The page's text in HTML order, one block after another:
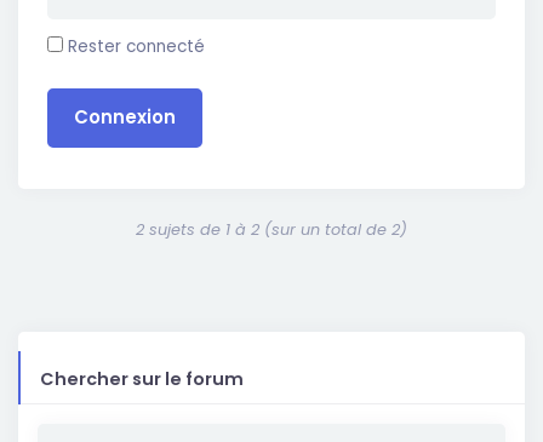
2 sujets de 1 à 2 (sur un total de 2)
Rester connecté
Connexion
Chercher sur le forum